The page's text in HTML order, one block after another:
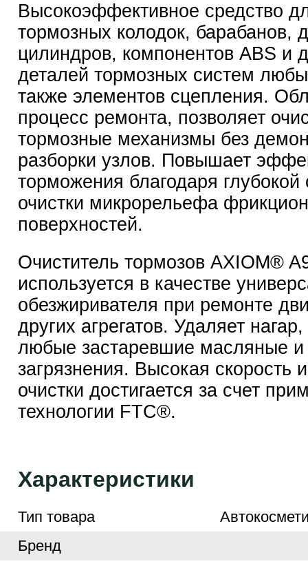
Высокоэффективное средство
тормозных колодок, барабанов,
цилиндров, компонентов ABS и
деталей тормозных систем
также элементов сцепления.
процесс ремонта, позволяет
тормозные механизмы без
разборки узлов. Повышает
торможения благодаря глубокой
очистки микрорельефа
поверхностей.
Очиститель тормозов AXIOM®
используется в качестве
обезжиривателя при ремонте
других агрегатов. Удаляет
любые застаревшие масляные
загрязнения. Высокая скорость
очистки достигается за счет
технологии FTC®.
Характеристики
Тип товара
Бренд